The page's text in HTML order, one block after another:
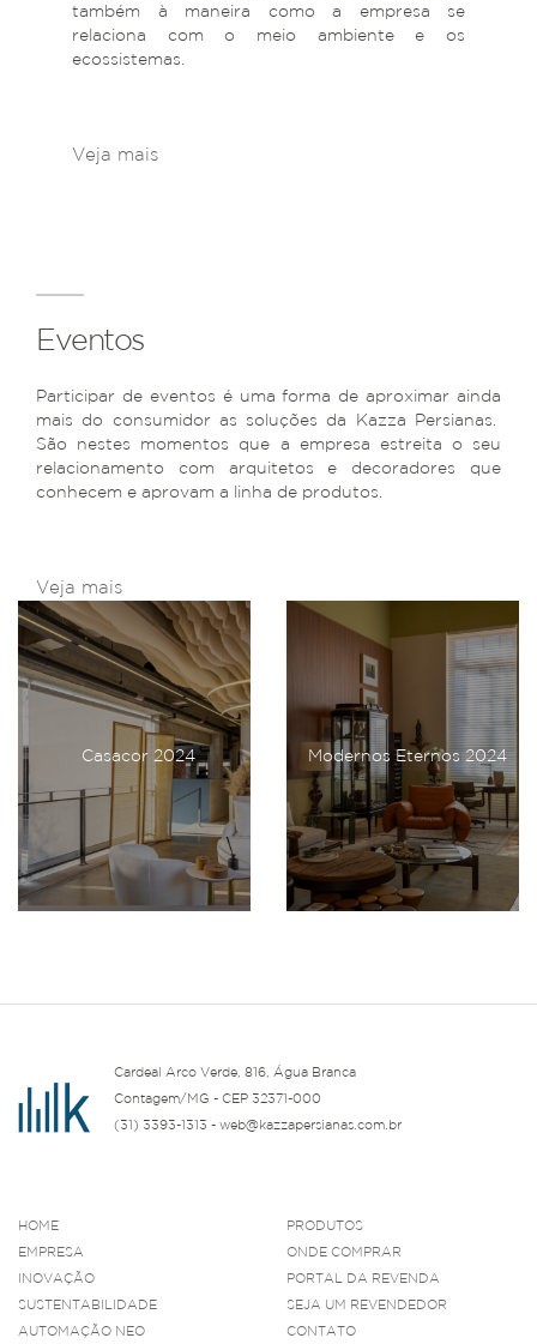
também à maneira como a empresa se
relaciona com o meio ambiente e os
ecossistemas.
Veja mais
Eventos
Participar de eventos é uma forma de aproximar ainda
mais do consumidor as soluções da Kazza Persianas.
São nestes momentos que a empresa estreita o seu
relacionamento com arquitetos e decoradores que
conhecem e aprovam a linha de produtos.
Veja mais
Casacor 2024 Modernos Eternos 2024
Cardeal Arco Verde, 816, Água Branca
Contagem/MG - CEP 32371-000
(31) 3393-1313 - web@kazzapersianas.com.br
HOME
EMPRESA
INOVAÇÃO
SUSTENTABILIDADE
AUTOMAÇÃO NEO
PRODUTOS
ONDE COMPRAR
PORTAL DA REVENDA
SEJA UM REVENDEDOR
CONTATO